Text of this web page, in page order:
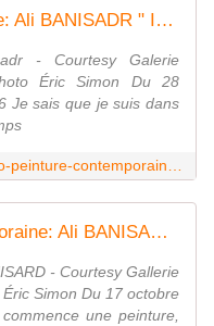
Expo Peinture Contemporaine: Ali BANISADR " In Medias Res " - ACTUART by Eric SIMON
- Courtesy Galerie
Éric Simon Du 28
Je sais que je suis dans
Exposition Peinture Contemporaine: Ali BANISADR "Ordered Disorders " - ACTUART by Eric SIMON
- Courtesy Gallerie
Simon Du 17 octobre
une peinture,